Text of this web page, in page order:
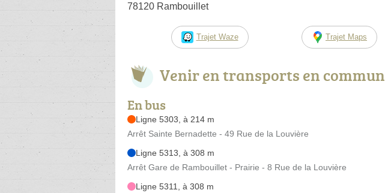
78120 Rambouillet
Trajet Waze Trajet Maps
Venir en transports en commun
En bus
Ligne 5303, à 214 m
Arrêt Sainte Bernadette - 49 Rue de la Louvière
Ligne 5313, à 308 m
Arrêt Gare de Rambouillet - Prairie - 8 Rue de la Louvière
Ligne 5311, à 308 m